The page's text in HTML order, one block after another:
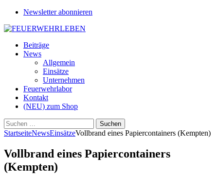
Newsletter abonnieren
Beiträge
News
Allgemein
Einsätze
Unternehmen
Feuerwehrlabor
Kontakt
(NEU) zum Shop
Suchen
nach:
StartseiteNewsEinsätzeVollbrand eines Papiercontainers (Kempten)
Vollbrand eines Papiercontainers
(Kempten)